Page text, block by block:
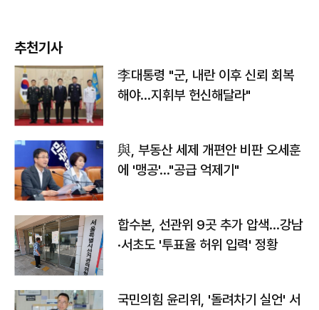
추천기사
李대통령 "군, 내란 이후 신뢰 회복
해야…지휘부 헌신해달라"
與, 부동산 세제 개편안 비판 오세훈
에 '맹공'…"공급 억제기"
합수본, 선관위 9곳 추가 압색…강남
·서초도 '투표율 허위 입력' 정황
국민의힘 윤리위, '돌려차기 실언' 서